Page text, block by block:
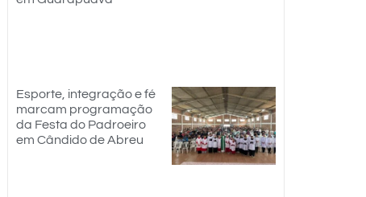
Esporte, integração e fé
marcam programação
da Festa do Padroeiro
em Cândido de Abreu